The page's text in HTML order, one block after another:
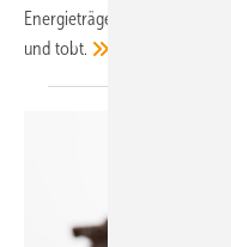
Energieträgern basieren,
und tobt.